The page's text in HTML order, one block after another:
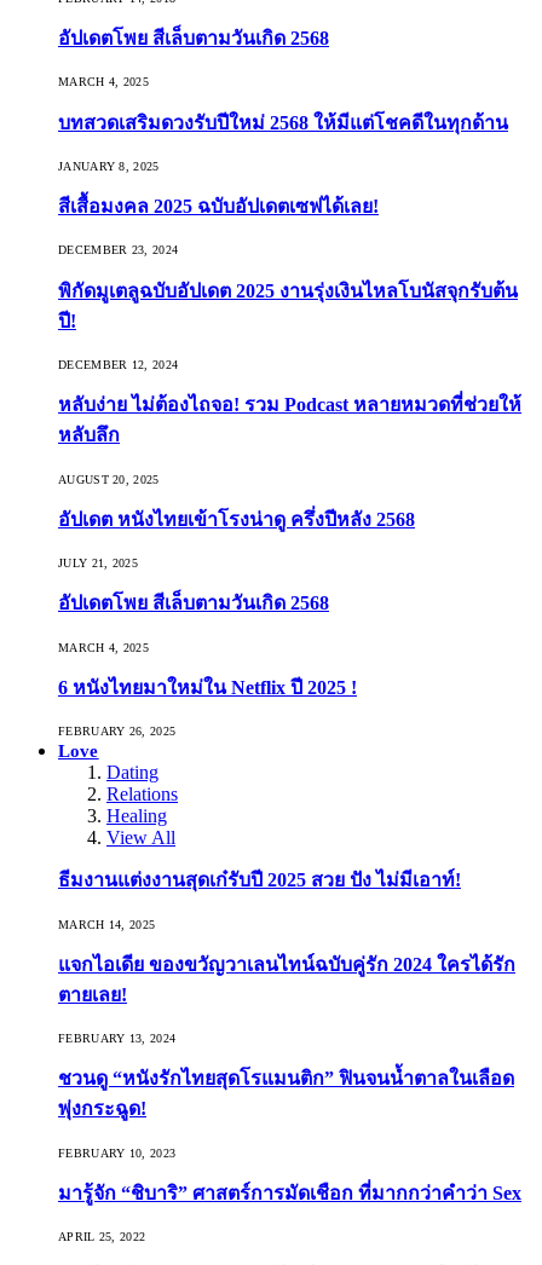
อัปเดตโพย สีเล็บตามวันเกิด 2568
MARCH 4, 2025
บทสวดเสริมดวงรับปีใหม่ 2568 ให้มีแต่โชคดีในทุกด้าน
JANUARY 8, 2025
สีเสื้อมงคล 2025 ฉบับอัปเดตเซฟได้เลย!
DECEMBER 23, 2024
พิกัดมูเตลูฉบับอัปเดต 2025 งานรุ่งเงินไหลโบนัสจุกรับต้น
ปี!
DECEMBER 12, 2024
หลับง่าย ไม่ต้องไถจอ! รวม Podcast หลายหมวดที่ช่วยให้
หลับลึก
AUGUST 20, 2025
อัปเดต หนังไทยเข้าโรงน่าดู ครึ่งปีหลัง 2568
JULY 21, 2025
อัปเดตโพย สีเล็บตามวันเกิด 2568
MARCH 4, 2025
6 หนังไทยมาใหม่ใน Netflix ปี 2025 !
FEBRUARY 26, 2025
Love
Dating
Relations
Healing
View All
ธีมงานแต่งงานสุดเก๋รับปี 2025 สวย ปัง ไม่มีเอาท์!
MARCH 14, 2025
แจกไอเดีย ของขวัญวาเลนไทน์ฉบับคู่รัก 2024 ใครได้รัก
ตายเลย!
FEBRUARY 13, 2024
ชวนดู “หนังรักไทยสุดโรแมนติก” ฟินจนน้ำตาลในเลือด
พุ่งกระฉูด!
FEBRUARY 10, 2023
มารู้จัก “ชิบาริ” ศาสตร์การมัดเชือก ที่มากกว่าคำว่า Sex
APRIL 25, 2022